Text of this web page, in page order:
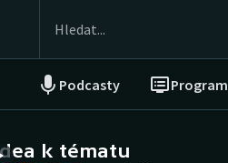
Podcasty Program
NEPŘEHLÉDNĚTE
k tématu